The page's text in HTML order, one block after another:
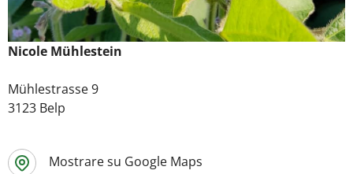
Nicole Mühlestein
Mühlestrasse 9
3123 Belp
Mostrare su Google Maps